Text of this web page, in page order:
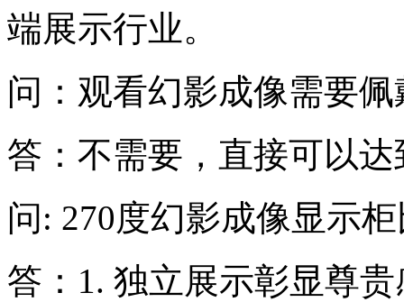
端展示行业。
问：观看幻影成像需要
答：不需要，直接可以
问: 270度幻影成像显示
答：1. 独立展示彰显尊